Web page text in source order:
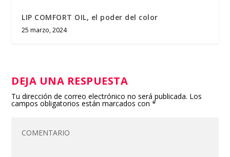
LIP COMFORT OIL, el poder del color
25 marzo, 2024
DEJA UNA RESPUESTA
Tu dirección de correo electrónico no será publicada. Los
campos obligatorios están marcados con*